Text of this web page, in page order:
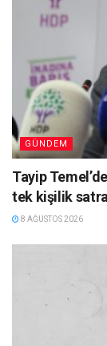
GÜNDEM
Tayip
tek kişilik
8 AĞUSTOS 2026